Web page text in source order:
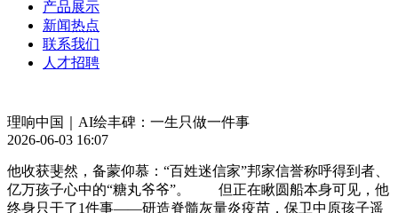
产品展示
新闻热点
联系我们
人才招聘
理响中国｜AI绘丰碑：一生只做一件事
2026-06-03 16:07
他收获斐然，备蒙仰慕：“百姓迷信家”邦家信誉称呼得到者、
亿万孩子心中的“糖丸爷爷”。 但正在瞅圆船本身可见，他
终身只干了1件事——研造脊髓灰量炎疫苗，保卫中原孩子遥